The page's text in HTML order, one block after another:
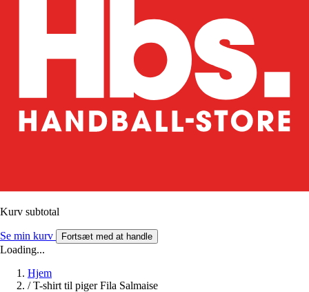
Kurv subtotal
Se min kurv Fortsæt med at handle
Loading...
Hjem
/ T-shirt til piger Fila Salmaise